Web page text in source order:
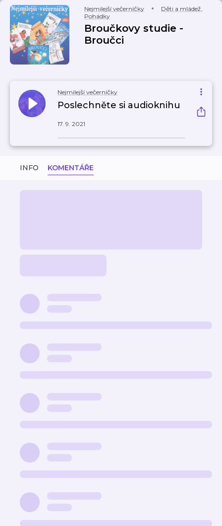
Nejmilejší večerníčky Děti a mládež,
Pohádky
Broučkovy studie -
Broučci
Nejmilejší večerníčky
Poslechněte si audioknihu
17. 9. 2021
INFO KOMENTÁŘE